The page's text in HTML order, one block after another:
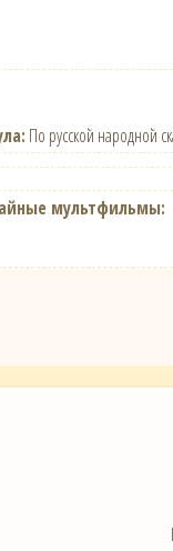
По русской народной
мультфильмы: